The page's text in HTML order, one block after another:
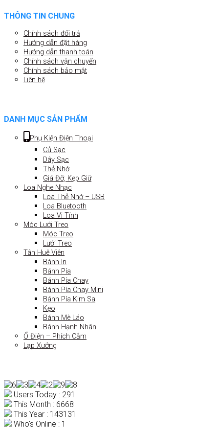
THÔNG TIN CHUNG
Chính sách đổi trả
Hướng dẫn đặt hàng
Hướng dẫn thanh toán
Chính sách vận chuyển
Chính sách bảo mật
Liên hệ
DANH MỤC SẢN PHẨM
Phụ Kiện Điện Thoại
Củ Sạc
Dây Sạc
Thẻ Nhớ
Giá Đỡ, Kẹp Giữ
Loa Nghe Nhạc
Loa Thẻ Nhớ – USB
Loa Bluetooth
Loa Vi Tính
Móc Lưới Treo
Móc Treo
Lưới Treo
Tân Huê Viên
Bánh In
Bánh Pía
Bánh Pía Chay
Bánh Pía Chay Mini
Bánh Pía Kim Sa
Kẹo
Bánh Mè Láo
Bánh Hạnh Nhân
Ổ Điện – Phích Cắm
Lạp Xưởng
Users Today : 291
This Month : 6668
This Year : 143131
Who's Online : 1